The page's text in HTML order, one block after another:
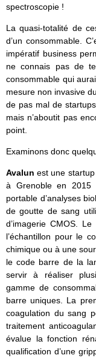
spectroscopie !
La quasi-totalité de
d’un consommable.
impératif business
ne connais pas de
consommable qui
mesure non invasive
de pas mal de
mais n’aboutit pas
point.
Examinons donc
Avalunest une
à Grenoble en 2015
portable d’analyses
de goutte de sang
d’imagerie CMOS.
l’échantillon pour le
chimique ou à une
le code barre de la
servir à réaliser
gamme de
barre uniques. La
coagulation du sang
traitement
évalue la fonction
qualification d’une